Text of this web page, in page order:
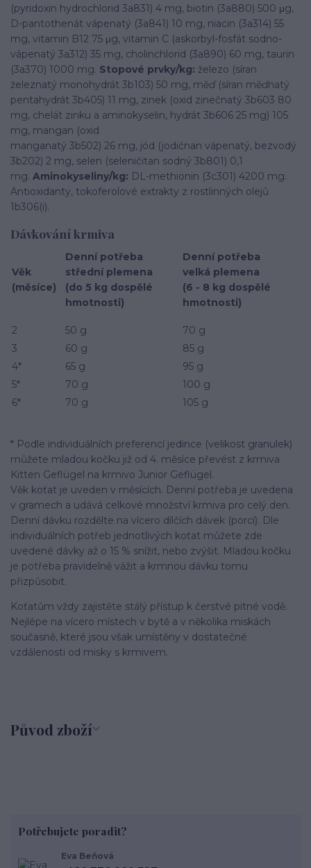
(pyridoxin hydrochlorid 3a831) 4 mg, biotin (3a880) 500 μg,
D-pantothenát vápenatý (3a841) 10 mg, niacin (3a314) 55
mg, vitamin B12 75 μg, vitamin C (askorbyl-fosfát sodno-
vápenatý 3a312) 35 mg, cholinchlorid (3a890) 60 mg, taurin
(3a370) 1000 mg. Stopové prvky/kg: železo (síran
železnatý monohydrát 3b103) 50 mg, měď (síran měďnatý
pentahydrát 3b405) 11 mg, zinek (oxid zinečnatý 3b603 80
mg, chelát zinku a aminokyselin, hydrát 3b606 25 mg) 105
mg, mangan (oxid
manganatý 3b502) 26 mg, jód (jodičnan vápenatý, bezvodý
3b202) 2 mg, selen (seleničitan sodný 3b801) 0,1
mg. Aminokyseliny/kg: DL-methionin (3c301) 4200 mg.
Antioxidanty, tokoferolové extrakty z rostlinných olejů
1b306(i).
Dávkování krmiva
Věk
(měsíce)
Denní potřeba
střední plemena
(do 5 kg dospělé
hmotnosti)
Denní potřeba
velká plemena
(6 - 8 kg dospělé
hmotnosti)
2 50 g
70 g
3
60 g
85 g
4*
65 g
95 g
5*
70 g
100 g
6*
70 g 105 g
* Podle individuálních preferencí jedince (velikost granulek)
můžete mladou kočku již od 4. měsíce převést z krmiva
Kitten Geflügel na krmivo Junior Geflügel.
Věk koťat je uveden v měsících. Denní potřeba je uvedena
v gramech a udává celkové množství krmiva pro celý den.
Denní dávku rozdělte na vícero dílčích dávek (porcí). Dle
individuálních potřeb jednotlivých koťat můžete zde
uvedené dávky až o 15 % snížit, nebo zvýšit. Mladou kočku
je potřeba pravidelně vážit a krmnou dávku tomu
přizpůsobit.
Koťatům vždy zajistěte stálý přístup k čerstvé pitné vodě.
Nejlépe na vícero místech v bytě a v několika miskách
současně, které jsou však umístěny v dostatečné
vzdálenosti od misky s krmivem.
Původ zboží
Potřebujete poradit?
Eva Beňová